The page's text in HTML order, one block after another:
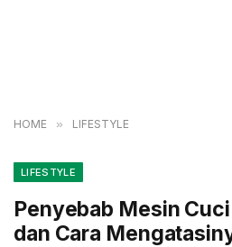
HOME » LIFESTYLE
LIFESTYLE
Penyebab Mesin
dan Cara